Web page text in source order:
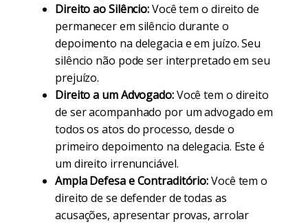
Direito ao Silêncio:Você tem o direito de
permanecer em silêncio durante o
depoimento na delegacia e em juízo. Seu
silêncio não pode ser interpretado em seu
prejuízo.
Direito a um Advogado:Você tem o direito
de ser acompanhado por um advogado em
todos os atos do processo, desde o
primeiro depoimento na delegacia. Este é
um direito irrenunciável.
Ampla Defesa e Contraditório:Você tem o
direito de se defender de todas as
acusações, apresentar provas, arrolar